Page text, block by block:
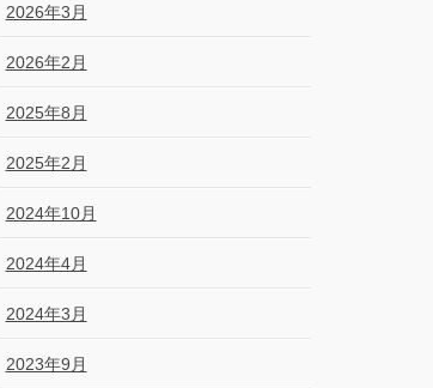
2026年3月
2026年2月
2025年8月
2025年2月
2024年10月
2024年4月
2024年3月
2023年9月